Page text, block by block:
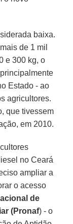
baixa.
de 1 mil
e 300 kg, o
Estado - ao
agricultores.
que tivessem
em 2010.
no Ceará
ampliar a
o acesso
de
(Pronaf) - o